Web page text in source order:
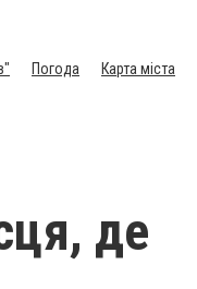
Погода
Карта міста
де